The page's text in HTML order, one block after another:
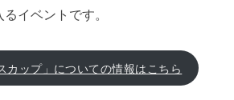
イベントです。
カップ」についての情報はこちら